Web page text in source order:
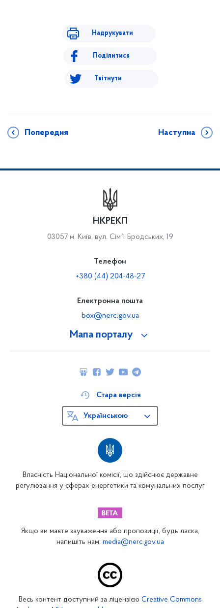
Надрукувати
Поділитися
Твітнути
Попередня Наступна
Мапа порталу
НКРЕКП
03057 м. Київ, вул. Сімʼї Бродських, 19
Телефон
+380 (44) 204-48-27
Електронна пошта
box@nerc.gov.ua
Власність Національної комісії, що здійснює державне
регулювання у сферах енергетики та комунальних послуг
Стара версія
Українською
Якщо ви маєте зауваження або пропозиції, будь ласка,
напишіть нам: media@nerc.gov.ua
Весь контент доступний за ліцензією Creative Commons